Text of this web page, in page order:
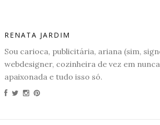
RENATA JARDIM
Sou carioca, publicitária, ariana (sim,
webdesigner, cozinheira de vez em
apaixonada e tudo isso só.